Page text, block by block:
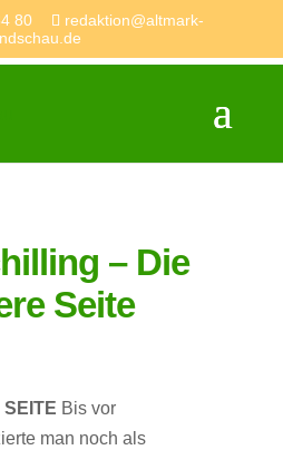
80
redaktion@altmark-
– Die
Seite
SEITE Bis vor
man noch als